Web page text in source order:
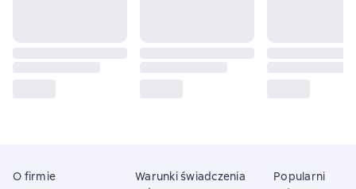
O firmie
Warunki świadczenia
Popularni